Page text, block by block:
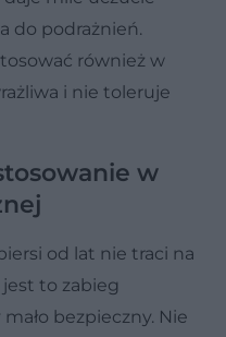
do podrażnień.
również w
i nie toleruje
w
od lat nie traci na
to zabieg
bezpieczny. Nie